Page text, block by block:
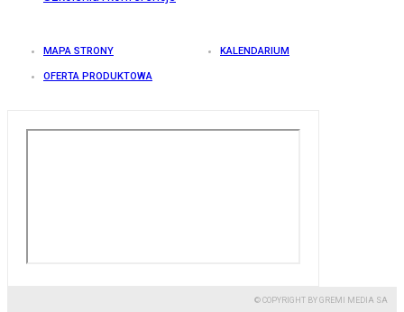
MAPA STRONY KALENDARIUM
OFERTA PRODUKTOWA
© COPYRIGHT BY GREMI MEDIA SA